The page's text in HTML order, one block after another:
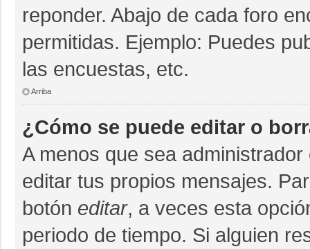
reponder. Abajo de cada foro
permitidas. Ejemplo: Puedes
las encuestas, etc.
Arriba
¿Cómo se puede editar o
A menos que sea
editar tus propios mensajes.
botón editar, a veces esta
periodo de tiempo. Si alguien